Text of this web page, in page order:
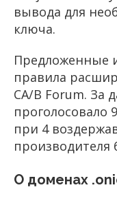
вывода для
ключа.
Предложенные
правила
CA/B Forum. За
проголосовало
при 4
производителя
О доменах